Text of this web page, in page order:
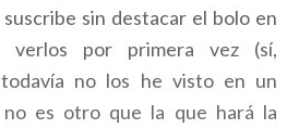
sin destacar el bolo en
por primera vez (sí,
todavía no los he visto en un
es otro que la que hará la